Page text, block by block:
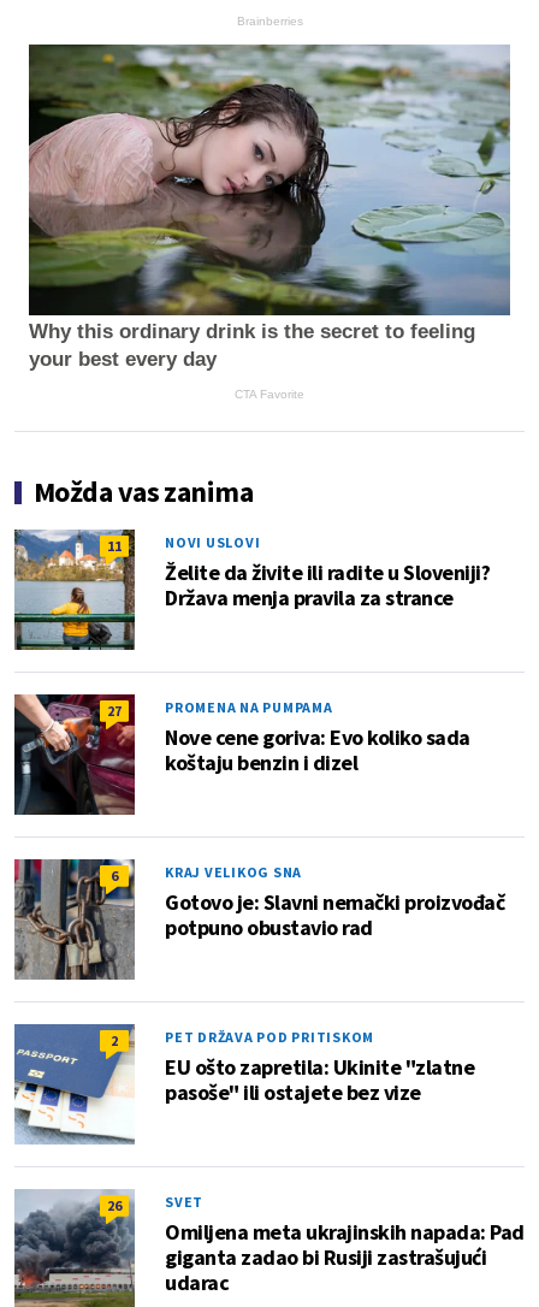
Brainberries
Why this ordinary drink is the secret to feeling
your best every day
CTA Favorite
Možda vas zanima
11 NOVI USLOVI
Želite da živite ili radite u Sloveniji?
Država menja pravila za strance
27 PROMENA NA PUMPAMA
Nove cene goriva: Evo koliko sada
koštaju benzin i dizel
6 KRAJ VELIKOG SNA
Gotovo je: Slavni nemački proizvođač
potpuno obustavio rad
2 PET DRŽAVA POD PRITISKOM
EU ošto zapretila: Ukinite "zlatne
pasoše" ili ostajete bez vize
26 SVET
Omiljena meta ukrajinskih napada: Pad
giganta zadao bi Rusiji zastrašujući
udarac